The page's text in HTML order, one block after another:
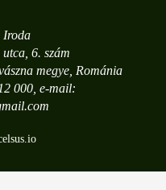
Iroda
6. szám
megye, Románia
000, e-mail: